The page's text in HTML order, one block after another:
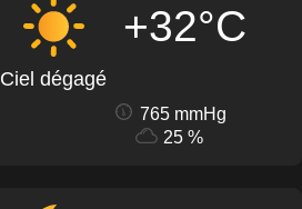
+32°C
Ciel dégagé
765 mmHg
25 %